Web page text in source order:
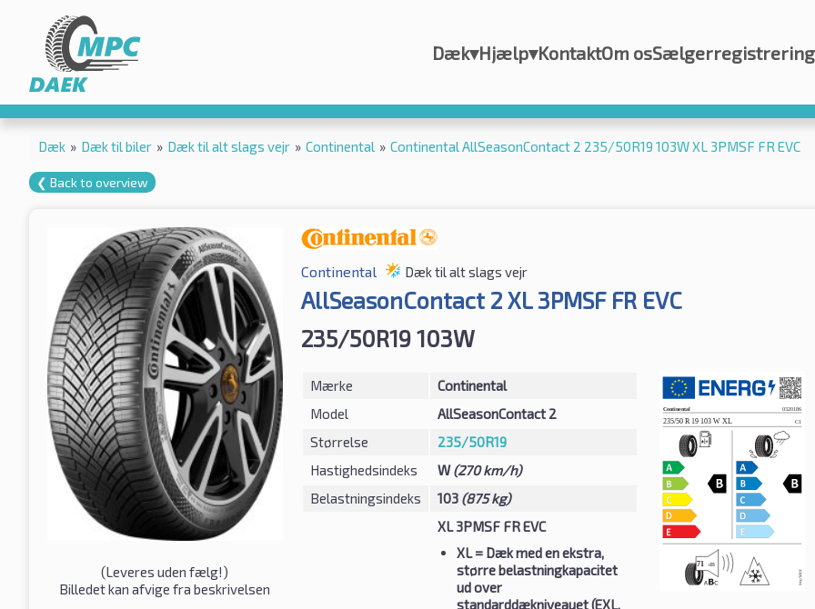
Dæk▾Hjælp▾KontaktOm osSælgerregistrering
Dæk » Dæk til biler » Dæk til alt slags vejr » Continental » Continental AllSeasonContact 2 235/50R19 103W XL 3PMSF FR EVC
❮ Back to overview
(Leveres uden fælg!)
Billedet kan afvige fra beskrivelsen
Continental Dæk til alt slags vejr
AllSeasonContact 2 XL 3PMSF FR EVC
235/50R19 103W
Mærke
Continental
Model
AllSeasonContact 2
Størrelse
235/50R19
Hastighedsindeks
W(270 km/h)
Belastningsindeks
103 (875 kg)
XL 3PMSF FR EVC
XL= Dæk med en ekstra,
større belastningkapacitet
ud over
standarddækniveauet (EXL,